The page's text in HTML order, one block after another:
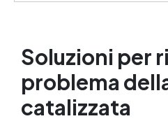
Soluzioni per
problema
catalizzata